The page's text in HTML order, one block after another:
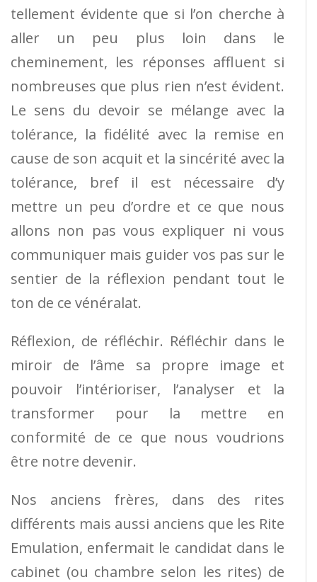
tellement évidente que si l’on cherche à
aller un peu plus loin dans le
cheminement, les réponses affluent si
nombreuses que plus rien n’est évident.
Le sens du devoir se mélange avec la
tolérance, la fidélité avec la remise en
cause de son acquit et la sincérité avec la
tolérance, bref il est nécessaire d’y
mettre un peu d’ordre et ce que nous
allons non pas vous expliquer ni vous
communiquer mais guider vos pas sur le
sentier de la réflexion pendant tout le
ton de ce vénéralat.
Réflexion, de réfléchir. Réfléchir dans le
miroir de l’âme sa propre image et
pouvoir l’intérioriser, l’analyser et la
transformer pour la mettre en
conformité de ce que nous voudrions
être notre devenir.
Nos anciens frères, dans des rites
différents mais aussi anciens que les Rite
Emulation, enfermait le candidat dans le
cabinet (ou chambre selon les rites) de